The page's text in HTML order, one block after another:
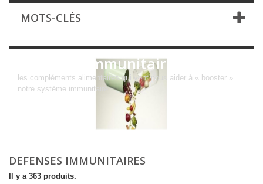
MOTS-CLÉS
Defenses immunitaires
es compléments alimentaires qui vont nous aider à « booster »
notre système immunitaire.
DEFENSES IMMUNITAIRES
Il y a 363 produits.